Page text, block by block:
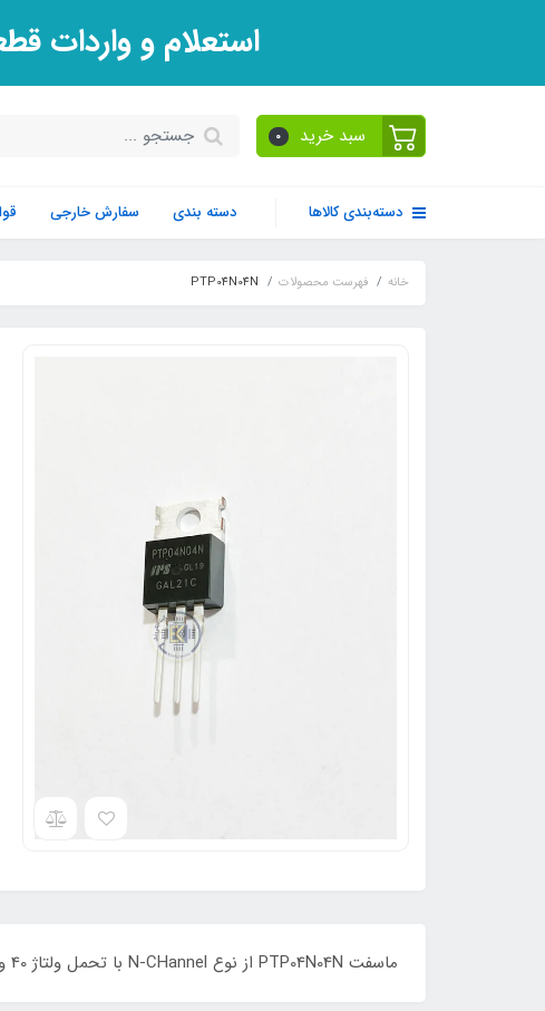
استعلام و واردات
سبد خرید 0
دسته‌بندی کالاها دسته بندی سفارش خارجی
خانه فهرست محصولات PTP04N04N
ماسفت PTP04N04N از نوع N-CHannel با تحمل ولتاژ 40 ولت و جریان دهی 206 آمپر با توان300 وات می باشد REFURBISHED